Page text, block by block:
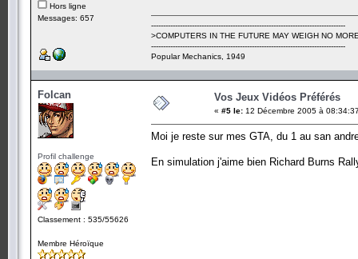
Hors ligne
Messages: 657
---------------------------------------------------------------------------------
>COMPUTERS IN THE FUTURE MAY WEIGH NO
---------------------------------------------------------------------------------
Popular Mechanics, 1949
Folcan
Profil challenge
Classement : 535/55626
Membre Héroïque
Vos Jeux Vidéos Préférés
« #5 le: 12 Décembre 2005 à
Moi je reste sur mes GTA, du 1 au san
En simulation j'aime bien Richard Burns